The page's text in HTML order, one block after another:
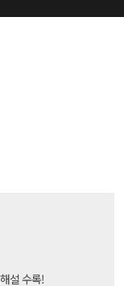
설 수록!